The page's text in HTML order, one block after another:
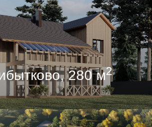
280 м2